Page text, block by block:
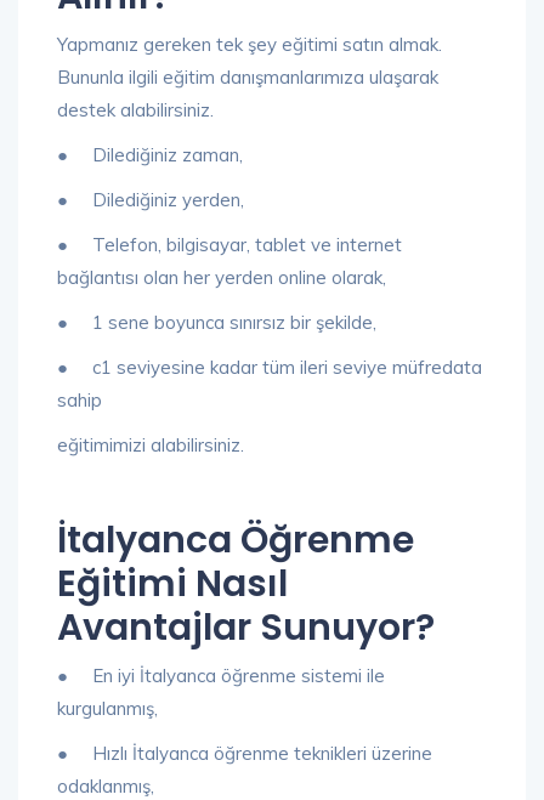
Yapmanız gereken tek şey eğitimi satın almak.
Bununla ilgili eğitim danışmanlarımıza ulaşarak
destek alabilirsiniz.
● Dilediğiniz zaman,
● Dilediğiniz yerden,
● Telefon, bilgisayar, tablet ve internet
bağlantısı olan her yerden online olarak,
● 1 sene boyunca sınırsız bir şekilde,
● c1 seviyesine kadar tüm ileri seviye müfredata
sahip
eğitimimizi alabilirsiniz.
İtalyanca Öğrenme
Eğitimi Nasıl
Avantajlar Sunuyor?
● En iyi İtalyanca öğrenme sistemi ile
kurgulanmış,
● Hızlı İtalyanca öğrenme teknikleri üzerine
odaklanmış,